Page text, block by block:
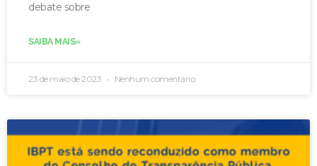
debate sobre
SAIBA MAIS»
23 de maio de 2023 Nenhum comentário